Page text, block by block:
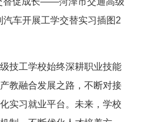
技工学校始终深耕职业技能
教融合发展之路，不断对接
实习就业平台。未来，学校